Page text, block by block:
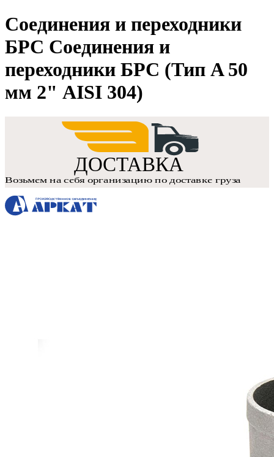
Соединения и переходники
БРС Соединения и
переходники БРС (Тип A 50
мм 2" AISI 304)